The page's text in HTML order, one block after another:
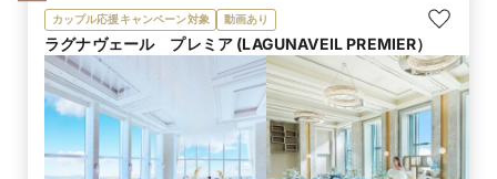
印象だけではない雨ですが、恵みをもたらしてくれ
たり、生命の源でもあったりと、ポジティブな意味
合いもあるとプランナーさんに気づかせていただき
ました。また、今の自分たちがあるのは周りの方々
の存在あってこそ。みなさんにしっかり感謝を伝え
る結婚式にしたいという思いから、“感動の涙があふ
れる結婚式”にしよう、とコンセプトが決まりまし
た。 ペーパー類に傘のイラストを入れたり、高砂の
装花は水が滴るようなイメージにしたり。アイテム
カップル応援キャンペーン対象 動画あり
ラグナヴェール プレミア (LAGUNAVEIL PREMIER）